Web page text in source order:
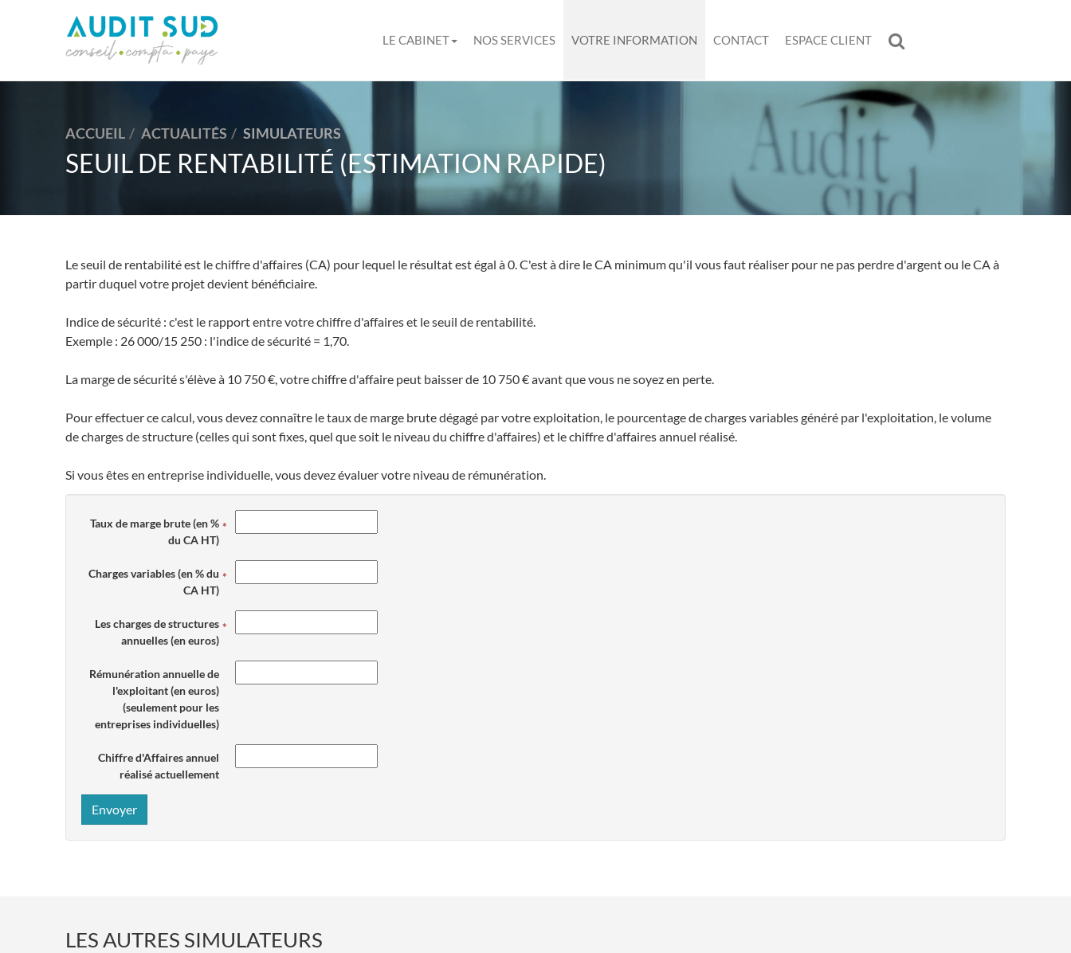
LE CABINET NOS SERVICES VOTRE INFORMATION CONTACT ESPACE CLIENT
ACCUEIL ACTUALITÉS SIMULATEURS
SEUIL DE RENTABILITÉ (ESTIMATION RAPIDE)
Le seuil de rentabilité est le chiffre d'affaires (CA) pour lequel le résultat est égal à 0. C'est à dire le CA minimum qu'il vous faut réaliser pour ne pas perdre d'argent ou le CA à
partir duquel votre projet devient bénéficiaire.
Indice de sécurité : c'est le rapport entre votre chiffre d'affaires et le seuil de rentabilité.
Exemple : 26 000/15 250 : l'indice de sécurité = 1,70.
La marge de sécurité s'élève à 10 750 €, votre chiffre d'affaire peut baisser de 10 750 € avant que vous ne soyez en perte.
Pour effectuer ce calcul, vous devez connaître le taux de marge brute dégagé par votre exploitation, le pourcentage de charges variables généré par l'exploitation, le volume
de charges de structure (celles qui sont fixes, quel que soit le niveau du chiffre d'affaires) et le chiffre d'affaires annuel réalisé.
Si vous êtes en entreprise individuelle, vous devez évaluer votre niveau de rémunération.
Taux de marge brute (en %
du CA HT)
Charges variables (en % du
CA HT)
Les charges de structures
annuelles (en euros)
Rémunération annuelle de
l'exploitant (en euros)
(seulement pour les
entreprises individuelles)
Chiffre d'Affaires annuel
réalisé actuellement
Envoyer
LES AUTRES SIMULATEURS